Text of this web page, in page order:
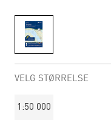
VELG STØRRELSE
1:50 000